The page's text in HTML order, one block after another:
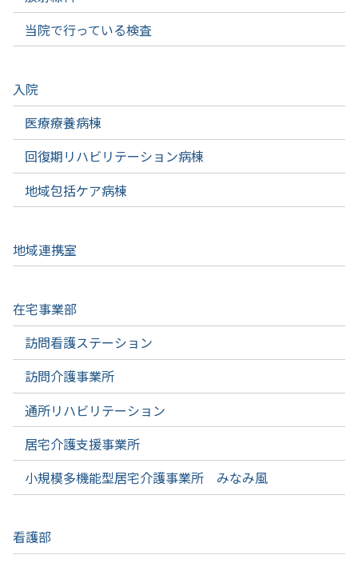
当院で行っている検査
入院
医療療養病棟
回復期リハビリテーション病棟
地域包括ケア病棟
地域連携室
在宅事業部
訪問看護ステーション
訪問介護事業所
通所リハビリテーション
居宅介護支援事業所
小規模多機能型居宅介護事業所 みなみ風
看護部